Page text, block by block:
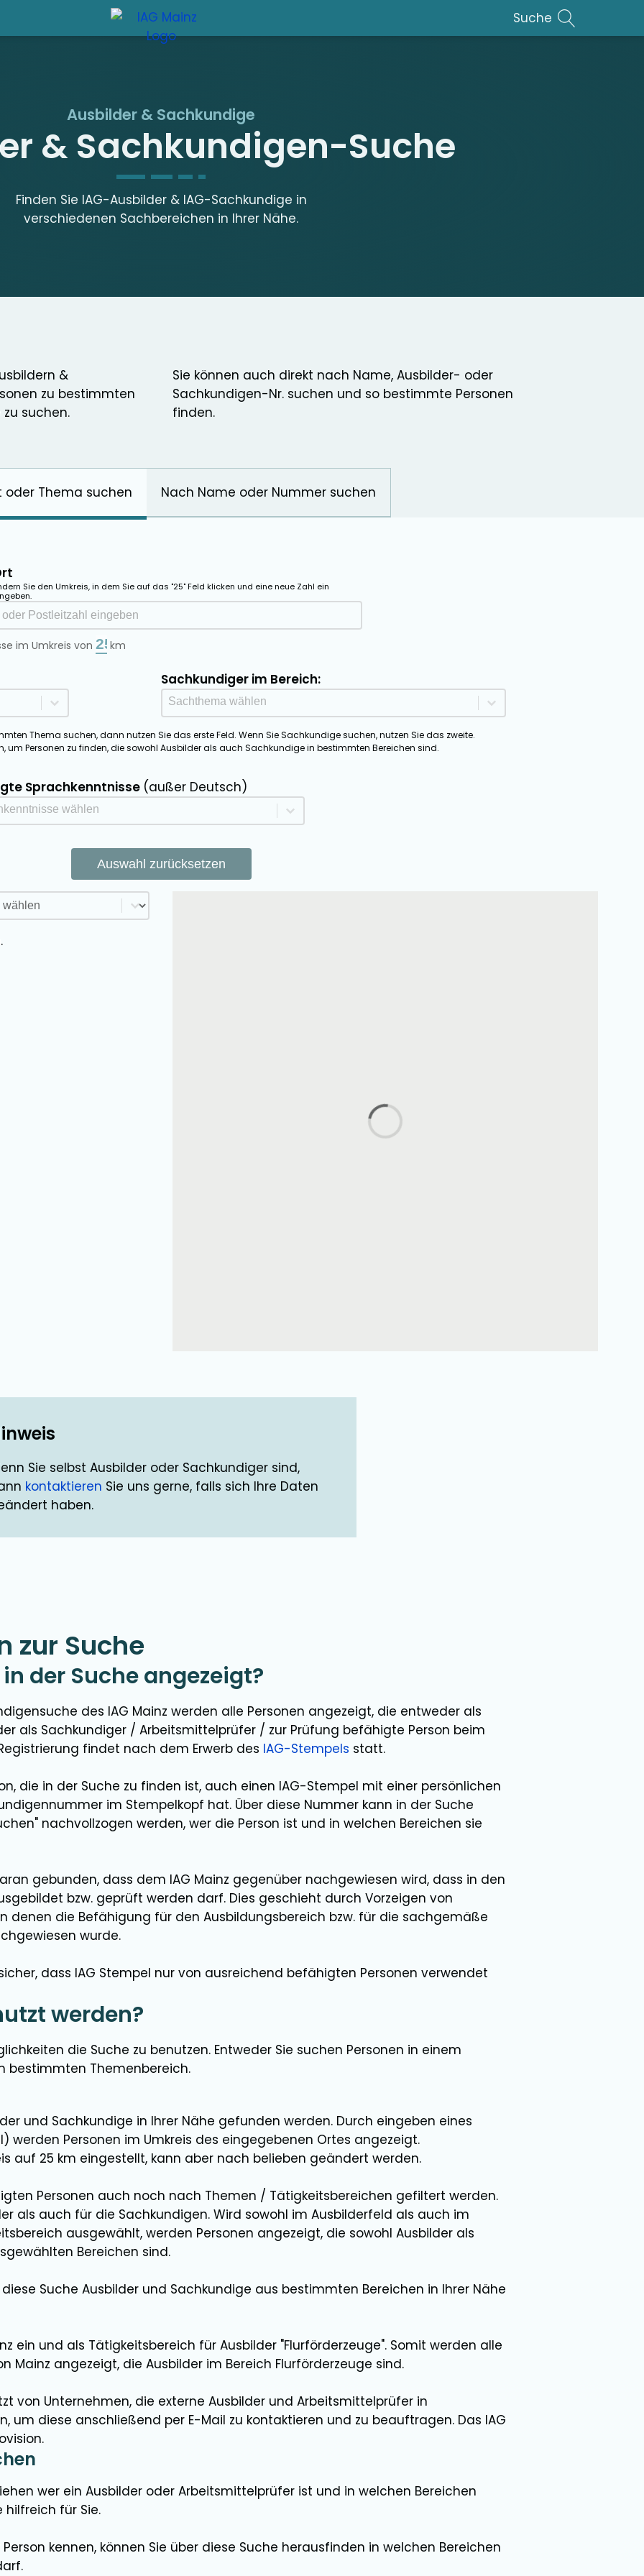
Suche
Ausbilder & Sachkundige
& Sachkundigen-Suche
Finden Sie IAG-Ausbilder & IAG-Sachkundige in
verschiedenen Sachbereichen in Ihrer Nähe.
&
zu bestimmten
suchen.
Sie können auch direkt nach Name, Ausbilder- oder
Sachkundigen-Nr. suchen und so bestimmte Personen
finden.
oder Thema suchen Nach Name oder Nummer suchen
Sie den Umkreis, in dem Sie auf das "25" Feld klicken und eine neue Zahl ein
Ort
im Umkreis von km
Sachkundiger im Bereich:
Sachthema Sachkundige
Select content
Thema suchen, dann nutzen Sie das erste Feld. Wenn Sie Sachkundige suchen, nutzen Sie das zweite.
um Personen zu finden, die sowohl Ausbilder als auch Sachkundige in bestimmten Bereichen sind.
Sprachkenntnisse (außer Deutsch)
content
Auswahl zurücksetzen
Sortieren
Sie selbst Ausbilder oder Sachkundiger sind,
kontaktieren Sie uns gerne, falls sich Ihre Daten
haben.
zur Suche
der Suche angezeigt?
des IAG Mainz werden alle Personen angezeigt, die entweder als
als Sachkundiger / Arbeitsmittelprüfer / zur Prüfung befähigte Person beim
findet nach dem Erwerb des IAG-Stempels statt.
die in der Suche zu finden ist, auch einen IAG-Stempel mit einer persönlichen
im Stempelkopf hat. Über diese Nummer kann in der Suche
nachvollzogen werden, wer die Person ist und in welchen Bereichen sie
gebunden, dass dem IAG Mainz gegenüber nachgewiesen wird, dass in den
bzw. geprüft werden darf. Dies geschieht durch Vorzeigen von
denen die Befähigung für den Ausbildungsbereich bzw. für die sachgemäße
wurde.
dass IAG Stempel nur von ausreichend befähigten Personen verwendet
werden?
die Suche zu benutzen. Entweder Sie suchen Personen in einem
bestimmten Themenbereich.
und Sachkundige in Ihrer Nähe gefunden werden. Durch eingeben eines
werden Personen im Umkreis des eingegebenen Ortes angezeigt.
auf 25 km eingestellt, kann aber nach belieben geändert werden.
Personen auch noch nach Themen / Tätigkeitsbereichen gefiltert werden.
als auch für die Sachkundigen. Wird sowohl im Ausbilderfeld als auch im
ausgewählt, werden Personen angezeigt, die sowohl Ausbilder als
Bereichen sind.
Suche Ausbilder und Sachkundige aus bestimmten Bereichen in Ihrer Nähe
ein und als Tätigkeitsbereich für Ausbilder "Flurförderzeuge". Somit werden alle
Mainz angezeigt, die Ausbilder im Bereich Flurförderzeuge sind.
von Unternehmen, die externe Ausbilder und Arbeitsmittelprüfer in
um diese anschließend per E-Mail zu kontaktieren und zu beauftragen. Das IAG
wer ein Ausbilder oder Arbeitsmittelprüfer ist und in welchen Bereichen
für Sie.
kennen, können Sie über diese Suche herausfinden in welchen Bereichen